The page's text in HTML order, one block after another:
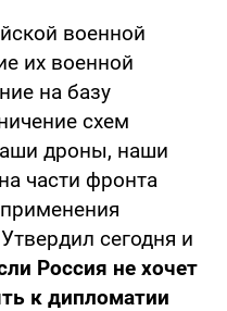
военной
их военной
на базу
схем
дроны, наши
части фронта
сегодня и
Россия не хочет
к дипломатии